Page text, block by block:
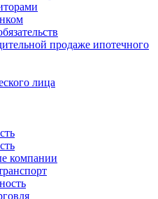
продаже ипотечного
лица
компании